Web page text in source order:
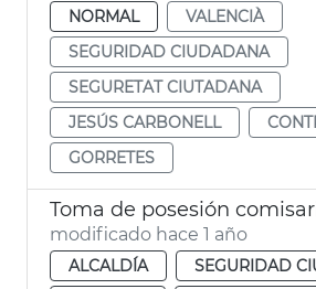
NORMAL
VALENCIÀ
SEGURIDAD CIUDADANA
SEGURETAT CIUTADANA
JESÚS CARBONELL
GORRETES
Toma de posesión
modificado hace 1 año
ALCALDÍA
SEGURIDAD